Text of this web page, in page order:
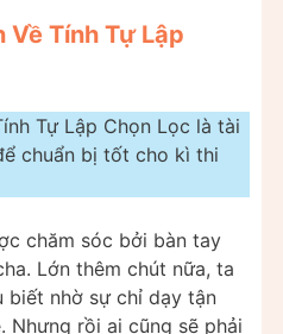
Về Tính Tự Lập
Tự Lập Chọn Lọc là tài
chuẩn bị tốt cho kì thi
chăm sóc bởi bàn tay
Lớn thêm chút nữa, ta
biết nhờ sự chỉ dạy tận
Nhưng rồi ai cũng sẽ phải